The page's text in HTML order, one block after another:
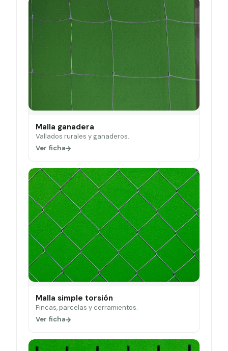
Malla ganadera
Vallados rurales y ganaderos.
Ver ficha
Malla simple torsión
Fincas, parcelas y cerramientos.
Ver ficha